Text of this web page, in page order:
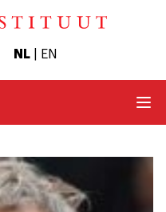
NL| EN